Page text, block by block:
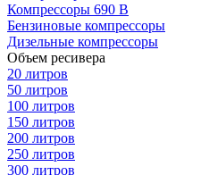
Компрессоры 690 В
Бензиновые компрессоры
Дизельные компрессоры
Объем ресивера
20 литров
50 литров
100 литров
150 литров
200 литров
250 литров
300 литров